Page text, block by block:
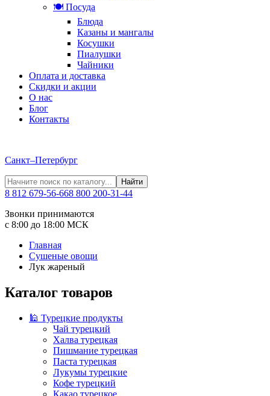
🍽️ Посуда
Блюда
Казаны и мангалы
Косушки
Пиалушки
Чайники
Оплата и доставка
Скидки и акции
О нас
Блог
Контакты
Санкт–Петербург
Найти
8 812 679-56-668 800 200-31-44
Звонки принимаются
с 8:00 до 18:00 МСК
Главная
Сушеные овощи
Лук жареный
Каталог товаров
🕌 Турецкие продукты
Чай турецкий
Халва турецкая
Пишмание турецкая
Паста турецкая
Лукумы турецкие
Кофе турецкий
Какао турецкое